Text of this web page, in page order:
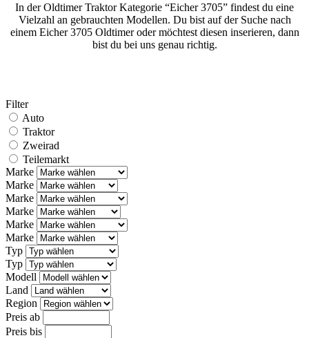
In der Oldtimer Traktor Kategorie “Eicher 3705” findest du eine
Vielzahl an gebrauchten Modellen. Du bist auf der Suche nach
einem Eicher 3705 Oldtimer oder möchtest diesen inserieren, dann
bist du bei uns genau richtig.
Filter
Auto
Traktor
Zweirad
Teilemarkt
Marke
Marke
Marke
Marke
Marke
Marke
Typ
Typ
Modell
Land
Region
Preis ab
Preis bis